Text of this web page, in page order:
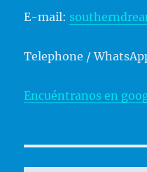
E-mail:
Telephone /
Encuéntranos en